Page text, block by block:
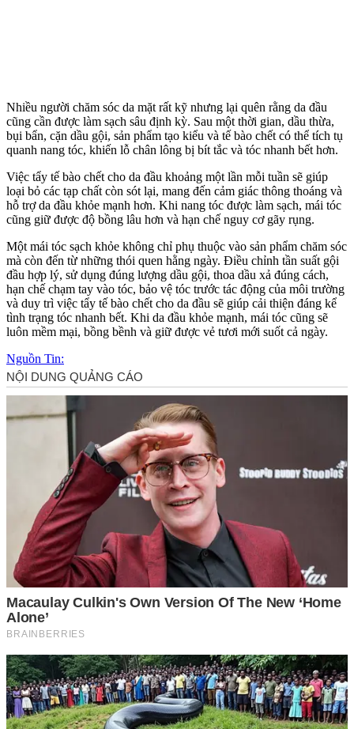
Nhiều người chăm sóc da mặt rất kỹ nhưng lại quên rằng da đầu
cũng cần được làm sạch sâu định kỳ. Sau một thời gian, dầu thừa,
bụi bẩn, cặn dầu gội, sản phẩm tạo kiểu và tế bào chết có thể tích tụ
quanh nang tóc, khiến lỗ chân lông bị bít tắc và tóc nhanh bết hơn.
Việc tẩy tế bào chết cho da đầu khoảng một lần mỗi tuần sẽ giúp
loại bỏ các tạp chất còn sót lại, mang đến cảm giác thông thoáng và
hỗ trợ da đầu khỏe mạnh hơn. Khi nang tóc được làm sạch, mái tóc
cũng giữ được độ bồng lâu hơn và hạn chế nguy cơ gãy rụng.
Một mái tóc sạch khỏe không chỉ phụ thuộc vào sản phẩm chăm sóc
mà còn đến từ những thói quen hằng ngày. Điều chỉnh tần suất gội
đầu hợp lý, sử dụng đúng lượng dầu gội, thoa dầu xả đúng cách,
hạn chế chạm tay vào tóc, bảo vệ tóc trước tác động của môi trường
và duy trì việc tẩy tế bào chết cho da đầu sẽ giúp cải thiện đáng kể
tình trạng tóc nhanh bết. Khi da đầu khỏe mạnh, mái tóc cũng sẽ
luôn mềm mại, bồng bềnh và giữ được vẻ tươi mới suốt cả ngày.
Nguồn Tin: